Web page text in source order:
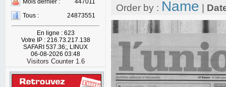
Mois dernier :
447011
Tous :
24873551
En ligne : 623
Votre IP : 216.73.217.138
SAFARI 537.36;, LINUX
06-08-2026 03:48
Visitors Counter 1.6
Order by : Name